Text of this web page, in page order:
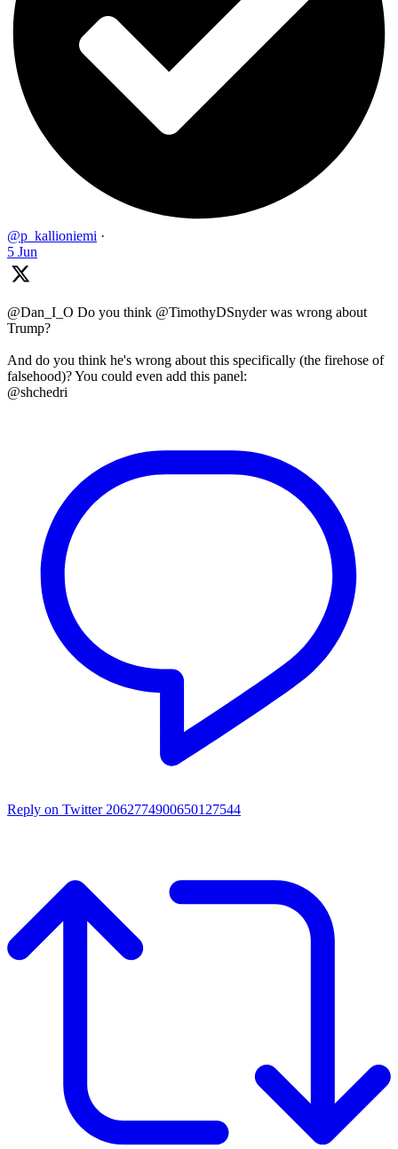
@p_kallioniemi ·
5 Jun
@Dan_I_O Do you think @TimothyDSnyder was wrong about
Trump?
And do you think he's wrong about this specifically (the firehose of
falsehood)? You could even add this panel:
@shchedri
Reply on Twitter 2062774900650127544